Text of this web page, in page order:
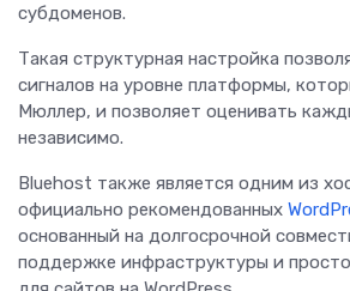
субдоменов.
Такая структурная настройка
сигналов на уровне платформы,
Мюллер, и позволяет оценивать
независимо.
Bluehost также является одним из
официально рекомендованных
основанный на долгосрочной
поддержке инфраструктуры и